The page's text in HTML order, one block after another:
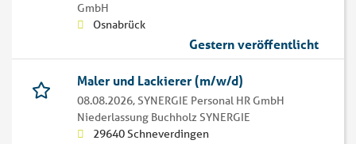
GmbH
Osnabrück
Gestern veröffentlicht
Maler und Lackierer (m/w/d)
08.08.2026,SYNERGIE Personal HR GmbH
Niederlassung Buchholz SYNERGIE
29640 Schneverdingen